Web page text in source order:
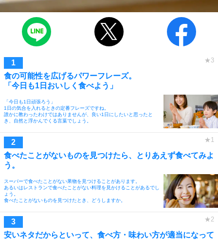
食の可能性を広げるパワーフレーズ。
「今日も1日おいしく食べよう」
「今日も1日頑張ろう」
1日の気合を入れるときの定番フレーズですね。
誰かに教わったわけではありませんが、良い1日にしたいと思ったと
き、自然と浮かんでくる言葉でしょう。
食べたことがないものを見つけたら、とりあえず食べてみよ
う。
スーパーで食べたことがない果物を見つけることがあります。
あるいはレストランで食べたことがない料理を見かけることがあるでし
ょう。
食べたことがないものを見つけたとき、どうしますか。
安いネタだからといって、食べ方・味わい方が適当になって